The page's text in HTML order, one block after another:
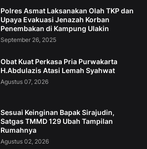
Polres Asmat Laksanakan Olah TKP dan
Upaya Evakuasi Jenazah Korban
Penembakan di Kampung Ulakin
September 26, 2025
Obat Kuat Perkasa Pria Purwakarta
H.Abdulazis Atasi Lemah Syahwat
Agustus 07, 2026
Sesuai Keinginan Bapak Sirajudin,
Satgas TMMD 129 Ubah Tampilan
Rumahnya
Agustus 02, 2026